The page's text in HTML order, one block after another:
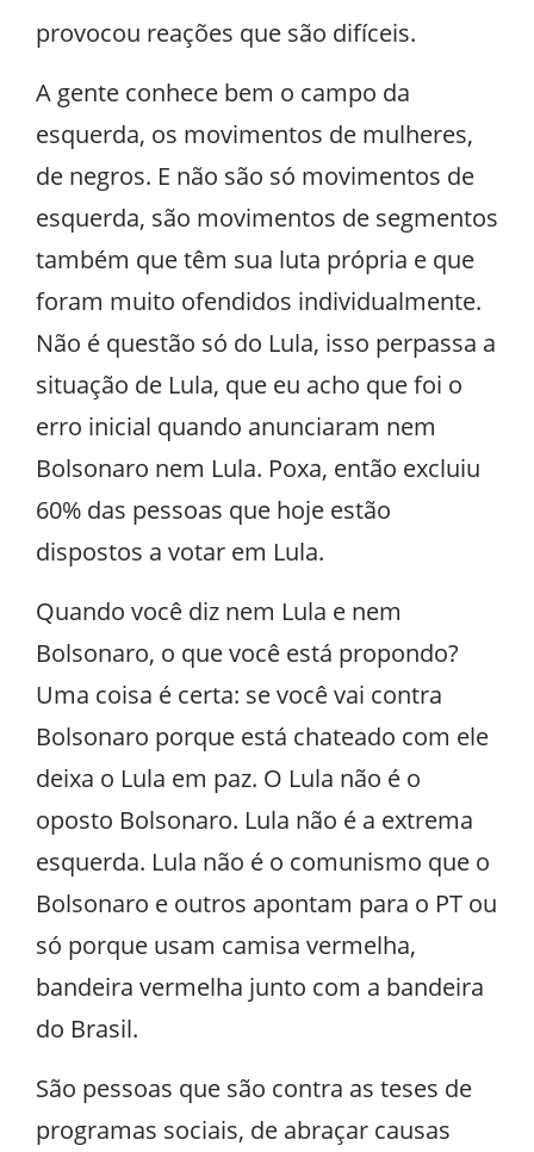
provocou reações que são difíceis.
A gente conhece bem o campo da
esquerda, os movimentos de mulheres,
de negros. E não são só movimentos de
esquerda, são movimentos de segmentos
também que têm sua luta própria e que
foram muito ofendidos individualmente.
Não é questão só do Lula, isso perpassa a
situação de Lula, que eu acho que foi o
erro inicial quando anunciaram nem
Bolsonaro nem Lula. Poxa, então excluiu
60% das pessoas que hoje estão
dispostos a votar em Lula.
Quando você diz nem Lula e nem
Bolsonaro, o que você está propondo?
Uma coisa é certa: se você vai contra
Bolsonaro porque está chateado com ele
deixa o Lula em paz. O Lula não é o
oposto Bolsonaro. Lula não é a extrema
esquerda. Lula não é o comunismo que o
Bolsonaro e outros apontam para o PT ou
só porque usam camisa vermelha,
bandeira vermelha junto com a bandeira
do Brasil.
São pessoas que são contra as teses de
programas sociais, de abraçar causas